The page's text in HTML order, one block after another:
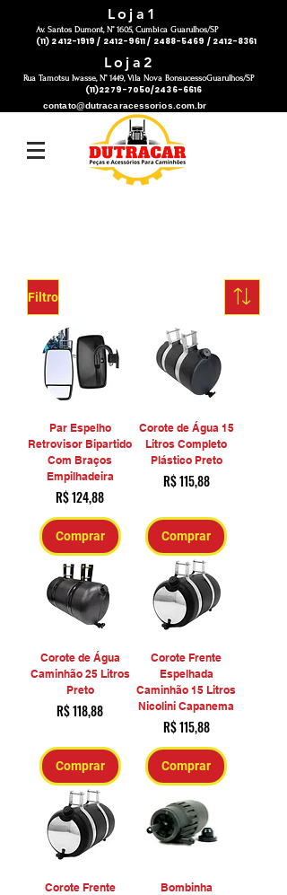
Loja1
Av. Santos Dumont, N° 1605, Cumbica Guarulhos/SP
(11) 2412-1919 / 2412-9611 / 2488-5469 / 2412-8361
Loja2
Rua Tamotsu Iwasse, N° 1449, Vila Nova BonsucessoGuarulhos/SP
(11)2279-7050/2436-6616
contato@dutracaracessorios.com.br
Filtro
Par Espelho
Retrovisor Bipartido
Com Braços
Empilhadeira
Preço
R$ 124,88
Comprar
Corote de Água 15
Litros Completo
Plástico Preto
Preço
R$ 115,88
Comprar
Corote de Água
Caminhão 25 Litros
Preto
Preço
R$ 118,88
Comprar
Corote Frente
Espelhada
Caminhão 15 Litros
Nicolini Capanema
Preço
R$ 115,88
Comprar
Corote Frente
Bombinha